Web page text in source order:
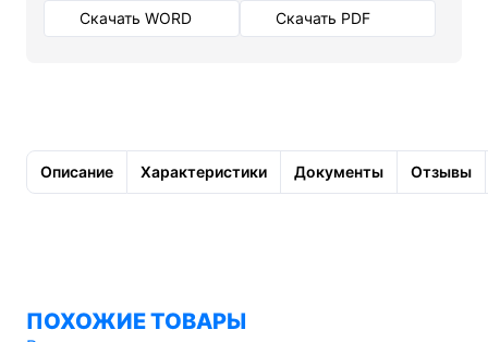
Скачать WORD
Скачать PDF
Описание Характеристики Документы Отзывы
ПОХОЖИЕ ТОВАРЫ